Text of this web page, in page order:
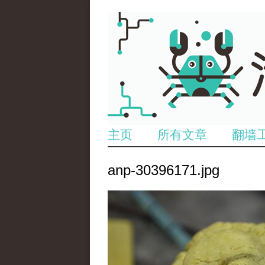
主页 所有文章 翻墙
anp-30396171.jpg